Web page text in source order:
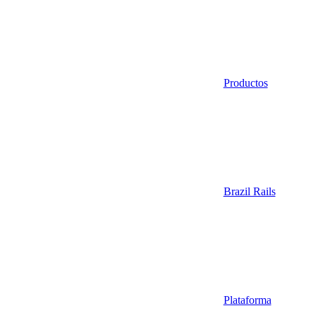
Productos
Brazil Rails
Plataforma